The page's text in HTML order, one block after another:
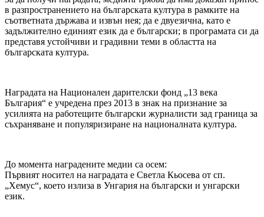
в разпространението на българската култура в рамките на
съответната държава и извън нея; да е двуезична, като е
задължително единият език да е български; в програмата си да
представя устойчиви и градивни теми в областта на
българската култура.
Наградата на Национален дарителски фонд „13 века
България“ е учредена през 2013 в знак на признание за
усилията на работещите български журналисти зад граница за
съхраняване и популяризиране на националната култура.
До момента наградените медии са осем:
Първият носител на наградата е Светла Кьосева от сп.
„Хемус“, което излиза в Унгария на български и унгарски
език.